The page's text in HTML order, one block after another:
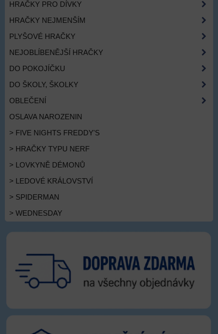
HRAČKY PRO DÍVKY
HRAČKY NEJMENŠÍM
PLYŠOVÉ HRAČKY
NEJOBLÍBENĚJŠÍ HRAČKY
DO POKOJÍČKU
DO ŠKOLY, ŠKOLKY
OBLEČENÍ
OSLAVA NAROZENIN
> FIVE NIGHTS FREDDY'S
> HRAČKY TYPU NERF
> LOVKYNĚ DÉMONŮ
> LEDOVÉ KRÁLOVSTVÍ
> SPIDERMAN
> WEDNESDAY